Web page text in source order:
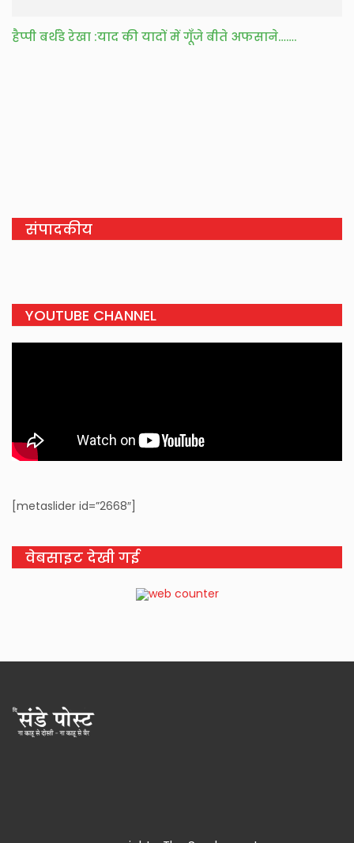
हैप्पी बर्थडे रेखा :याद की यादों में गूँजे बीते अफसाने…….
संपादकीय
YOUTUBE CHANNEL
[metaslider id=”2668″]
वेबसाइट देखी गई